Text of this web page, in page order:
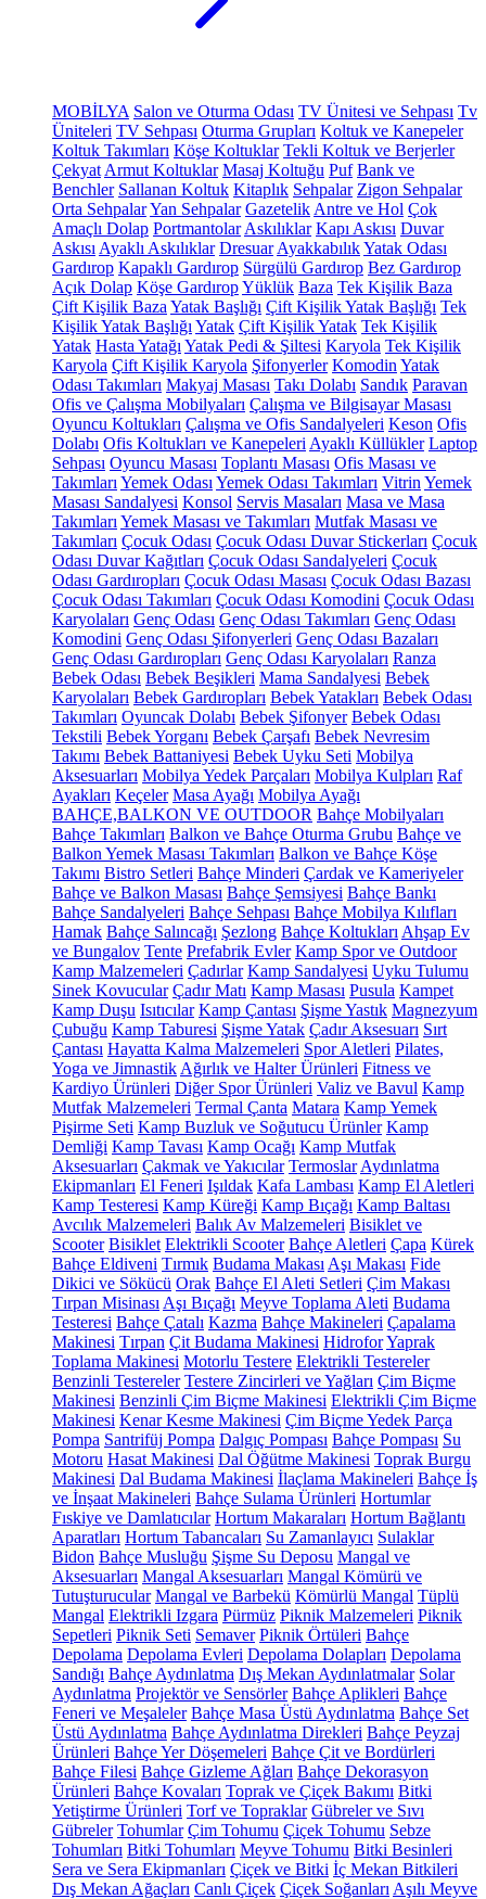
MOBİLYA Salon ve Oturma Odası TV Ünitesi ve Sehpası Tv
Üniteleri TV Sehpası Oturma Grupları Koltuk ve Kanepeler
Koltuk Takımları Köşe Koltuklar Tekli Koltuk ve Berjerler
Çekyat Armut Koltuklar Masaj Koltuğu Puf Bank ve
Benchler Sallanan Koltuk Kitaplık Sehpalar Zigon Sehpalar
Orta SehpalarYan Sehpalar Gazetelik Antre ve Hol Çok
Amaçlı Dolap Portmantolar Askılıklar Kapı Askısı Duvar
Askısı Ayaklı Askılıklar Dresuar AyakkabılıkYatak Odası
Gardırop Kapaklı Gardırop Sürgülü Gardırop Bez Gardırop
Açık Dolap Köşe GardıropYüklük Baza Tek Kişilik Baza
Çift Kişilik Baza Yatak Başlığı Çift Kişilik Yatak Başlığı Tek
Kişilik Yatak Başlığı Yatak Çift Kişilik Yatak Tek Kişilik
Yatak Hasta Yatağı Yatak Pedi & Şiltesi Karyola Tek Kişilik
Karyola Çift Kişilik Karyola Şifonyerler Komodin Yatak
Odası Takımları Makyaj Masası Takı Dolabı Sandık Paravan
Ofis ve Çalışma Mobilyaları Çalışma ve Bilgisayar Masası
Oyuncu Koltukları Çalışma ve Ofis Sandalyeleri Keson Ofis
Dolabı Ofis Koltukları ve Kanepeleri Ayaklı Küllükler Laptop
Sehpası Oyuncu Masası Toplantı Masası Ofis Masası ve
Takımları Yemek Odası Yemek Odası Takımları Vitrin Yemek
Masası Sandalyesi Konsol Servis Masaları Masa ve Masa
Takımları Yemek Masası ve Takımları Mutfak Masası ve
Takımları Çocuk Odası Çocuk Odası Duvar Stickerları Çocuk
Odası Duvar Kağıtları Çocuk Odası Sandalyeleri Çocuk
Odası Gardıropları Çocuk Odası Masası Çocuk Odası Bazası
Çocuk Odası Takımları Çocuk Odası Komodini Çocuk Odası
Karyolaları Genç Odası Genç Odası Takımları Genç Odası
Komodini Genç Odası Şifonyerleri Genç Odası Bazaları
Genç Odası Gardıropları Genç Odası Karyolaları Ranza
Bebek Odası Bebek Beşikleri Mama Sandalyesi Bebek
Karyolaları Bebek Gardıropları Bebek Yatakları Bebek Odası
Takımları Oyuncak Dolabı Bebek Şifonyer Bebek Odası
Tekstili Bebek Yorganı Bebek Çarşafı Bebek Nevresim
Takımı Bebek Battaniyesi Bebek Uyku Seti Mobilya
Aksesuarları Mobilya Yedek Parçaları Mobilya Kulpları Raf
Ayakları Keçeler Masa Ayağı Mobilya Ayağı
BAHÇE,BALKON VE OUTDOOR Bahçe Mobilyaları
Bahçe Takımları Balkon ve Bahçe Oturma Grubu Bahçe ve
Balkon Yemek Masası Takımları Balkon ve Bahçe Köşe
Takımı Bistro Setleri Bahçe Minderi Çardak ve Kameriyeler
Bahçe ve Balkon Masası Bahçe Şemsiyesi Bahçe Bankı
Bahçe Sandalyeleri Bahçe Sehpası Bahçe Mobilya Kılıfları
Hamak Bahçe Salıncağı Şezlong Bahçe Koltukları Ahşap Ev
ve Bungalov Tente Prefabrik Evler Kamp Spor ve Outdoor
Kamp Malzemeleri Çadırlar Kamp Sandalyesi Uyku Tulumu
Sinek Kovucular Çadır Matı Kamp Masası Pusula Kampet
Kamp Duşu Isıtıcılar Kamp Çantası Şişme Yastık Magnezyum
Çubuğu Kamp Taburesi Şişme Yatak Çadır Aksesuarı Sırt
Çantası Hayatta Kalma Malzemeleri Spor Aletleri Pilates,
Yoga ve Jimnastik Ağırlık ve Halter Ürünleri Fitness ve
Kardiyo Ürünleri Diğer Spor Ürünleri Valiz ve Bavul Kamp
Mutfak Malzemeleri Termal Çanta Matara Kamp Yemek
Pişirme Seti Kamp Buzluk ve Soğutucu Ürünler Kamp
Demliği Kamp Tavası Kamp Ocağı Kamp Mutfak
Aksesuarları Çakmak ve Yakıcılar Termoslar Aydınlatma
Ekipmanları El Feneri Işıldak Kafa Lambası Kamp El Aletleri
Kamp Testeresi Kamp Küreği Kamp Bıçağı Kamp Baltası
Avcılık Malzemeleri Balık Av Malzemeleri Bisiklet ve
Scooter Bisiklet Elektrikli Scooter Bahçe Aletleri Çapa Kürek
Bahçe Eldiveni Tırmık Budama Makası Aşı Makası Fide
Dikici ve Sökücü Orak Bahçe El Aleti Setleri Çim Makası
Tırpan Misinası Aşı Bıçağı Meyve Toplama Aleti Budama
Testeresi Bahçe Çatalı Kazma Bahçe Makineleri Çapalama
Makinesi Tırpan Çit Budama Makinesi HidroforYaprak
Toplama Makinesi Motorlu Testere Elektrikli Testereler
Benzinli Testereler Testere Zincirleri ve Yağları Çim Biçme
Makinesi Benzinli Çim Biçme Makinesi Elektrikli Çim Biçme
Makinesi Kenar Kesme Makinesi Çim Biçme Yedek Parça
Pompa Santrifüj Pompa Dalgıç Pompası Bahçe Pompası Su
Motoru Hasat Makinesi Dal Öğütme Makinesi Toprak Burgu
Makinesi Dal Budama Makinesi İlaçlama Makineleri Bahçe İş
ve İnşaat Makineleri Bahçe Sulama Ürünleri Hortumlar
Fıskiye ve Damlatıcılar Hortum Makaraları Hortum Bağlantı
Aparatları Hortum Tabancaları Su Zamanlayıcı Sulaklar
Bidon Bahçe Musluğu Şişme Su Deposu Mangal ve
Aksesuarları Mangal Aksesuarları Mangal Kömürü ve
Tutuşturucular Mangal ve Barbekü Kömürlü Mangal Tüplü
Mangal Elektrikli Izgara Pürmüz Piknik Malzemeleri Piknik
Sepetleri Piknik Seti Semaver Piknik Örtüleri Bahçe
Depolama Depolama Evleri Depolama Dolapları Depolama
Sandığı Bahçe Aydınlatma Dış Mekan Aydınlatmalar Solar
Aydınlatma Projektör ve Sensörler Bahçe Aplikleri Bahçe
Feneri ve Meşaleler Bahçe Masa Üstü Aydınlatma Bahçe Set
Üstü Aydınlatma Bahçe Aydınlatma Direkleri Bahçe Peyzaj
Ürünleri Bahçe Yer Döşemeleri Bahçe Çit ve Bordürleri
Bahçe Filesi Bahçe Gizleme Ağları Bahçe Dekorasyon
Ürünleri Bahçe Kovaları Toprak ve Çiçek Bakımı Bitki
Yetiştirme Ürünleri Torf ve Topraklar Gübreler ve Sıvı
Gübreler Tohumlar Çim Tohumu Çiçek Tohumu Sebze
Tohumları Bitki Tohumları Meyve Tohumu Bitki Besinleri
Sera ve Sera Ekipmanları Çiçek ve Bitki İç Mekan Bitkileri
Dış Mekan Ağaçları Canlı Çiçek Çiçek Soğanları Aşılı Meyve